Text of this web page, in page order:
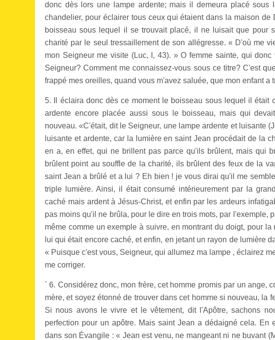
donc dès lors une lampe ardente; mais il demeura placé
chandelier, pour éclairer tous ceux qui étaient dans la maison
boisseau sous lequel il se trouvait placé, il ne luisait que pour
charité par le seul tressaillement de son allégresse. « D'où me
mon Seigneur me visite (Luc, I, 43). » O femme sainte, qui
Seigneur? Comment me connaissez-vous sous ce titre? C'est
frappé mes oreilles, quand vous m'avez saluée, que mon enfant
5. Il éclaira donc dès ce moment le boisseau sous lequel il était
ardente encore placée aussi sous le boisseau, mais qui
nouveau. «C'était, dit le Seigneur, une lampe ardente et luisante
luisante et ardente, car la lumière en saint Jean procédait de la
en a, en effet, qui ne brillent pas parce qu'ils brûlent, mais qui
brûlent point au souffle de la charité, ils brûlent des feux de la
saint Jean a brûlé et a lui ? Eh bien ! je vous dirai qu'il me
triple lumière. Ainsi, il était consumé intérieurement par la
caché mais ardent à Jésus-Christ, et enfin par les ardeurs
pas moins qu'il ne brûla, pour le dire en trois mots, par l'exemple,
même comme un exemple à suivre, en montrant du doigt, pour
lui qui était encore caché, et enfin, en jetant un rayon de lumière
« Puisque c'est vous, Seigneur, qui allumez ma lampe , éclairez
me corriger.
` 6. Considérez donc, mon frère, cet homme promis par un ange,
mère, et soyez étonné de trouver dans cet homme si nouveau, la
Si nous avons le vivre et le vêtement, dit l'Apôtre, sachons
perfection pour un apôtre. Mais saint Jean a dédaigné cela. En
dans son Évangile : « Jean est venu, ne mangeant ni ne buvant